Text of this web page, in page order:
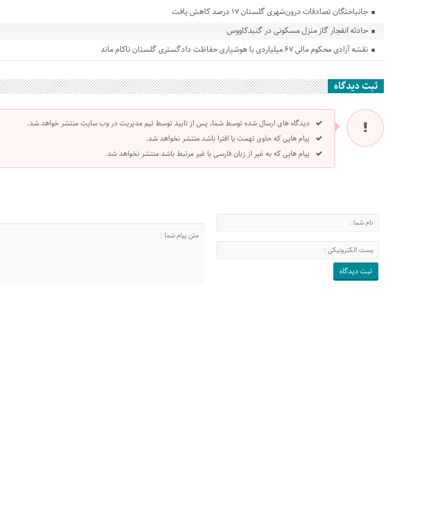
جانباختگان تصادفات درون‌شهری گلستان ۱۷ درصد کاهش یافت
حادثه انفجار گاز منزل مسکونی در گنبدکاووس
نقشه آزادی محکوم مالی ۶۷ میلیاردی با هوشیاری حفاظت دادگستری گلستان ناکام ماند
ثبت دیدگاه
دیدگاه های ارسال شده توسط شما، پس از تایید توسط تیم مدیریت در وب سایت منتشر خواهد شد.
پیام هایی که حاوی تهمت یا افترا باشد منتشر نخواهد شد.
پیام هایی که به غیر از زبان فارسی یا غیر مرتبط باشد منتشر نخواهد شد.